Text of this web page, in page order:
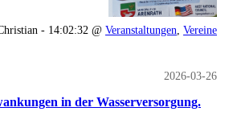
- 14:02:32 @ Veranstaltungen, Vereine
2026-03-26
in der Wasserversorgung.